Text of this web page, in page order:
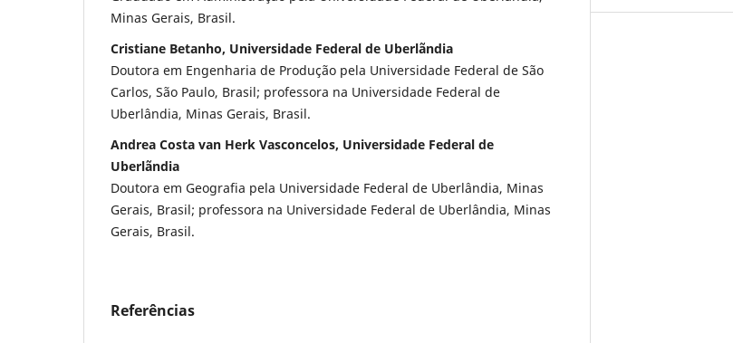
Minas Gerais, Brasil.
Cristiane Betanho, Universidade Federal de Uberlãndia
Doutora em Engenharia de Produção pela Universidade Federal de São
Carlos, São Paulo, Brasil; professora na Universidade Federal de
Uberlândia, Minas Gerais, Brasil.
Andrea Costa van Herk Vasconcelos, Universidade Federal de
Uberlãndia
Doutora em Geografia pela Universidade Federal de Uberlândia, Minas
Gerais, Brasil; professora na Universidade Federal de Uberlândia, Minas
Gerais, Brasil.
Referências